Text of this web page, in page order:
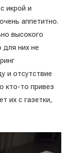
икрой и
аппетитно.
высокого
для них не
и отсутствие
кто-то привез
их с газетки,